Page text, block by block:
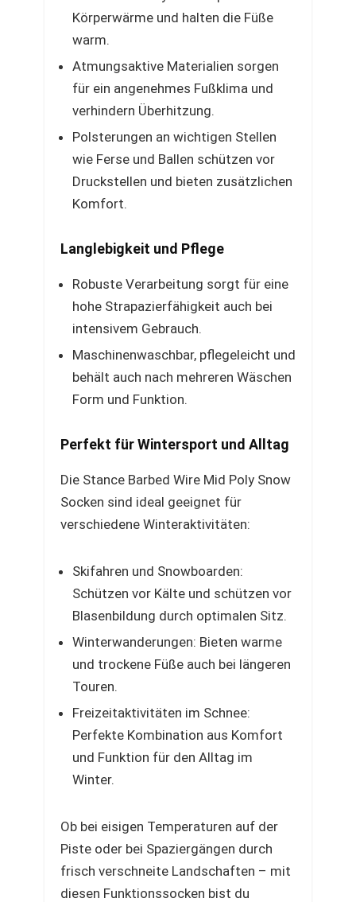
Körperwärme und halten die Füße
warm.
Atmungsaktive Materialien sorgen
für ein angenehmes Fußklima und
verhindern Überhitzung.
Polsterungen an wichtigen Stellen
wie Ferse und Ballen schützen vor
Druckstellen und bieten zusätzlichen
Komfort.
Langlebigkeit und Pflege
Robuste Verarbeitung sorgt für eine
hohe Strapazierfähigkeit auch bei
intensivem Gebrauch.
Maschinenwaschbar, pflegeleicht und
behält auch nach mehreren Wäschen
Form und Funktion.
Perfekt für Wintersport und Alltag
Die Stance Barbed Wire Mid Poly Snow
Socken sind ideal geeignet für
verschiedene Winteraktivitäten:
Skifahren und Snowboarden:
Schützen vor Kälte und schützen vor
Blasenbildung durch optimalen Sitz.
Winterwanderungen: Bieten warme
und trockene Füße auch bei längeren
Touren.
Freizeitaktivitäten im Schnee:
Perfekte Kombination aus Komfort
und Funktion für den Alltag im
Winter.
Ob bei eisigen Temperaturen auf der
Piste oder bei Spaziergängen durch
frisch verschneite Landschaften – mit
diesen Funktionssocken bist du